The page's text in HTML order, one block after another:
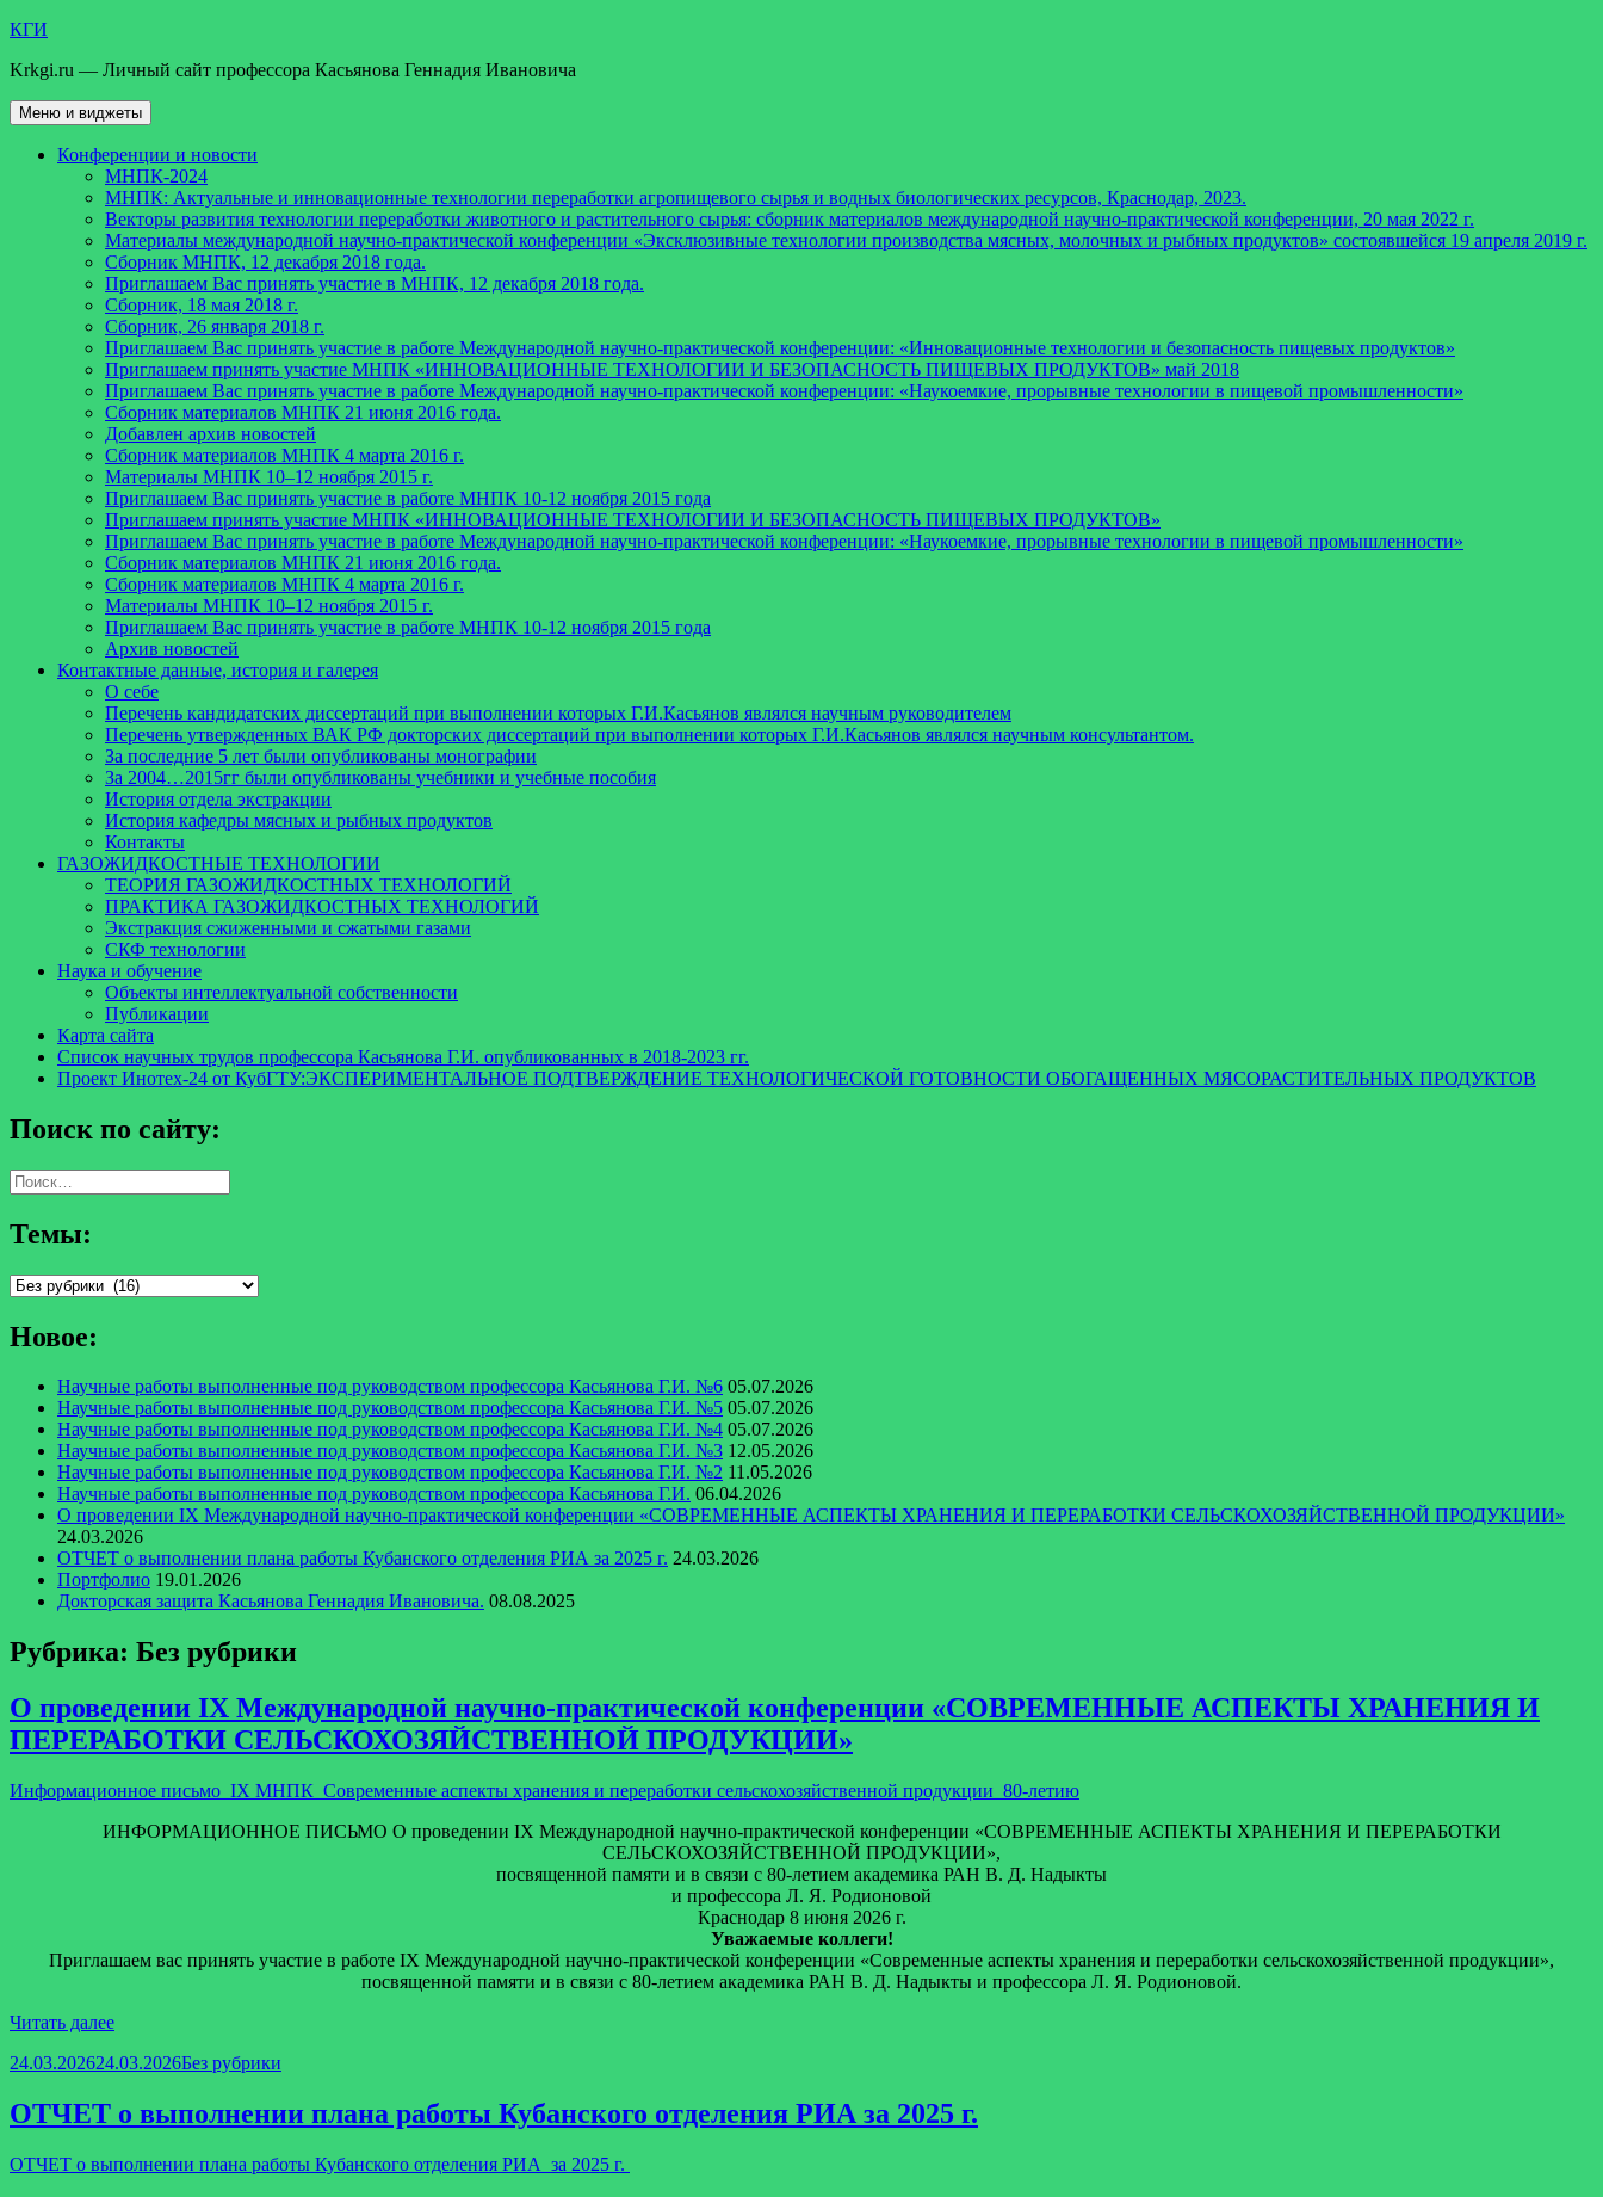
Перейти
содержимому
КГИ
Krkgi.ru — Личный сайт профессора Касьянова Геннадия Ивановича
Меню и виджеты
Конференции и новости
МНПК-2024
МНПК: Актуальные и инновационные технологии переработки агропищевого сырья и водных биологических ресурсов, Краснодар, 2023.
Векторы развития технологии переработки животного и растительного сырья: сборник материалов международной научно-практической конференции, 20 мая 2022 г.
Материалы международной научно-практической конференции «Эксклюзивные технологии производства мясных, молочных и рыбных продуктов» состоявшейся 19 апреля 2019 г.
Сборник МНПК, 12 декабря 2018 года.
Приглашаем Вас принять участие в МНПК, 12 декабря 2018 года.
Сборник, 18 мая 2018 г.
Сборник, 26 января 2018 г.
Приглашаем Вас принять участие в работе Международной научно-практической конференции: «Инновационные технологии и безопасность пищевых продуктов»
Приглашаем принять участие МНПК «ИННОВАЦИОННЫЕ ТЕХНОЛОГИИ И БЕЗОПАСНОСТЬ ПИЩЕВЫХ ПРОДУКТОВ» май 2018
Приглашаем Вас принять участие в работе Международной научно-практической конференции: «Наукоемкие, прорывные технологии в пищевой промышленности»
Сборник материалов МНПК 21 июня 2016 года.
Добавлен архив новостей
Cборник материалов МНПК 4 марта 2016 г.
Материалы МНПК 10–12 ноября 2015 г.
Приглашаем Вас принять участие в работе МНПК 10-12 ноября 2015 года
Приглашаем принять участие МНПК «ИННОВАЦИОННЫЕ ТЕХНОЛОГИИ И БЕЗОПАСНОСТЬ ПИЩЕВЫХ ПРОДУКТОВ»
Приглашаем Вас принять участие в работе Международной научно-практической конференции: «Наукоемкие, прорывные технологии в пищевой промышленности»
Сборник материалов МНПК 21 июня 2016 года.
Cборник материалов МНПК 4 марта 2016 г.
Материалы МНПК 10–12 ноября 2015 г.
Приглашаем Вас принять участие в работе МНПК 10-12 ноября 2015 года
Архив новостей
Контактные данные, история и галерея
О себе
Перечень кандидатских диссертаций при выполнении которых Г.И.Касьянов являлся научным руководителем
Перечень утвержденных ВАК РФ докторских диссертаций при выполнении которых Г.И.Касьянов являлся научным консультантом.
За последние 5 лет были опубликованы монографии
За 2004…2015гг были опубликованы учебники и учебные пособия
История отдела экстракции
История кафедры мясных и рыбных продуктов
Контакты
ГАЗОЖИДКОСТНЫЕ ТЕХНОЛОГИИ
ТЕОРИЯ ГАЗОЖИДКОСТНЫХ ТЕХНОЛОГИЙ
ПРАКТИКА ГАЗОЖИДКОСТНЫХ ТЕХНОЛОГИЙ
Экстракция сжиженными и сжатыми газами
СКФ технологии
Наука и обучение
Объекты интеллектуальной собственности
Публикации
Карта сайта
Список научных трудов профессора Касьянова Г.И. опубликованных в 2018-2023 гг.
Проект Инотех-24 от КубГТУ:ЭКСПЕРИМЕНТАЛЬНОЕ ПОДТВЕРЖДЕНИЕ ТЕХНОЛОГИЧЕСКОЙ ГОТОВНОСТИ ОБОГАЩЕННЫХ МЯСОРАСТИТЕЛЬНЫХ ПРОДУКТОВ
Поиск по сайту:
Найти:
Темы:
Темы:
Новое:
Научные работы выполненные под руководством профессора Касьянова Г.И. №6 05.07.2026
Научные работы выполненные под руководством профессора Касьянова Г.И. №5 05.07.2026
Научные работы выполненные под руководством профессора Касьянова Г.И. №4 05.07.2026
Научные работы выполненные под руководством профессора Касьянова Г.И. №3 12.05.2026
Научные работы выполненные под руководством профессора Касьянова Г.И. №2 11.05.2026
Научные работы выполненные под руководством профессора Касьянова Г.И. 06.04.2026
О проведении IX Международной научно-практической конференции «СОВРЕМЕННЫЕ АСПЕКТЫ ХРАНЕНИЯ И ПЕРЕРАБОТКИ СЕЛЬСКОХОЗЯЙСТВЕННОЙ ПРОДУКЦИИ»
24.03.2026
ОТЧЕТ о выполнении плана работы Кубанского отделения РИА за 2025 г. 24.03.2026
Портфолио 19.01.2026
Докторская защита Касьянова Геннадия Ивановича. 08.08.2025
Рубрика: Без рубрики
О проведении IX Международной научно-практической конференции «СОВРЕМЕННЫЕ АСПЕКТЫ ХРАНЕНИЯ И
ПЕРЕРАБОТКИ СЕЛЬСКОХОЗЯЙСТВЕННОЙ ПРОДУКЦИИ»
Информационное письмо_IX МНПК_Современные аспекты хранения и переработки сельскохозяйственной продукции_80-летию
ИНФОРМАЦИОННОЕ ПИСЬМО О проведении IX Международной научно-практической конференции «СОВРЕМЕННЫЕ АСПЕКТЫ ХРАНЕНИЯ И ПЕРЕРАБОТКИ
СЕЛЬСКОХОЗЯЙСТВЕННОЙ ПРОДУКЦИИ»,
посвященной памяти и в связи с 80-летием академика РАН В. Д. Надыкты
и профессора Л. Я. Родионовой
Краснодар 8 июня 2026 г.
Уважаемые коллеги!
Приглашаем вас принять участие в работе IX Международной научно-практической конференции «Современные аспекты хранения и переработки сельскохозяйственной продукции»,
посвященной памяти и в связи с 80-летием академика РАН В. Д. Надыкты и профессора Л. Я. Родионовой.
Читать далееО
IX
научно-
практической
«СОВРЕМЕННЫЕ
Опубликовано
24.03.202624.03.2026Рубрики
Без рубрики
ОТЧЕТ о выполнении плана работы Кубанского отделения РИА за 2025 г.
ОТЧЕТ о выполнении плана работы Кубанского отделения РИА_за 2025 г.